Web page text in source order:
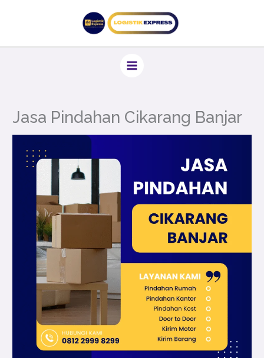
Jasa Pindahan Cikarang Banjar